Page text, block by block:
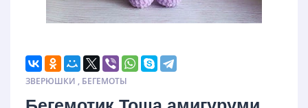
ЗВЕРЮШКИ , БЕГЕМОТЫ